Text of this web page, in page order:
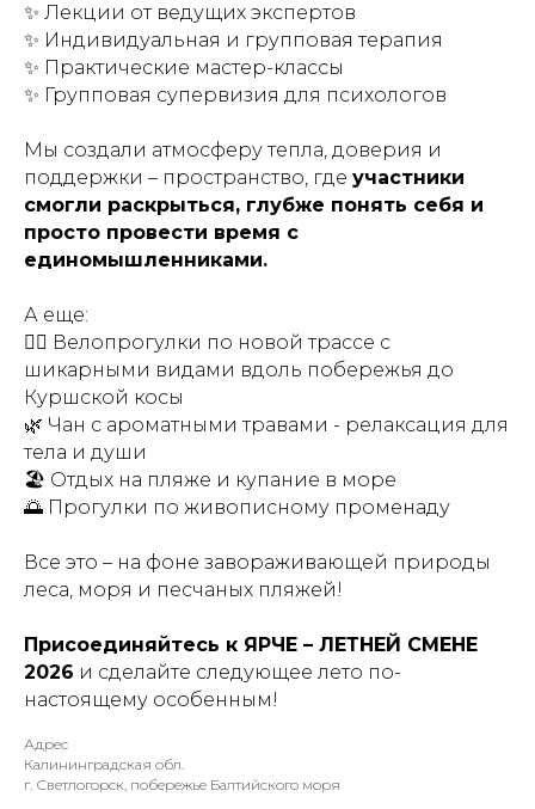
✨ Лекции от ведущих экспертов
✨ Индивидуальная и групповая терапия
✨ Практические мастер-классы
✨ Групповая супервизия для психологов
Мы создали атмосферу тепла, доверия и
поддержки – пространство, где участники
смогли раскрыться, глубже понять себя и
просто провести время с
единомышленниками.
А еще:
🚴‍♀️ Велопрогулки по новой трассе с
шикарными видами вдоль побережья до
Куршской косы
🌿 Чан с ароматными травами - релаксация для
тела и души
🏖 Отдых на пляже и купание в море
🌅 Прогулки по живописному променаду
Все это – на фоне завораживающей природы
леса, моря и песчаных пляжей!
Присоединяйтесь к ЯРЧЕ – ЛЕТНЕЙ СМЕНЕ
2026 и сделайте следующее лето по-
настоящему особенным!
Адрес
Калининградская обл.
г. Светлогорск, побережье Балтийского моря